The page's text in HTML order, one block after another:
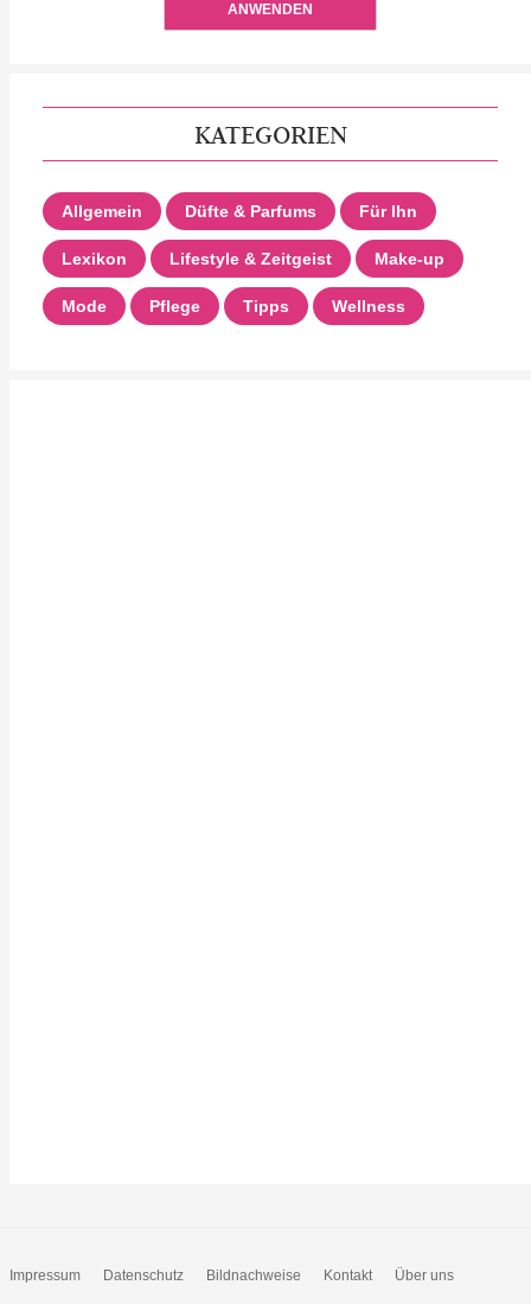
ANWENDEN
KATEGORIEN
Allgemein Düfte & Parfums Für Ihn
Lexikon Lifestyle & Zeitgeist Make-up
Mode Pflege Tipps Wellness
Impressum Datenschutz Bildnachweise Kontakt Über uns